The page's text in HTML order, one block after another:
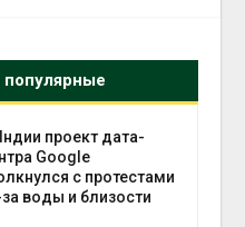
проект дата-
Google
с протестами
за воды и близости